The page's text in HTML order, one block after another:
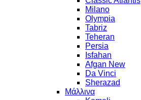
Milano
Olympia
Tabriz
Teheran
Persia
Isfahan
Afgan New
Da Vinci
Sherazad
Μάλλινα